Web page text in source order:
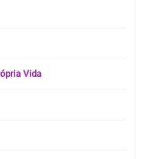
Vida